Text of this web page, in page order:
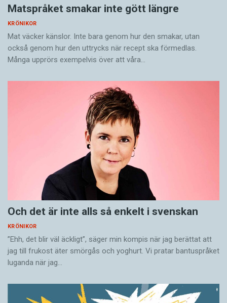
Matspråket smakar inte gött längre
KRÖNIKOR
Mat väcker känslor. Inte bara genom hur den smakar, utan
också genom hur den uttrycks när recept ska förmedlas.
Många upprörs exempelvis över att våra…
Och det är inte alls så enkelt i svenskan
KRÖNIKOR
”Ehh, det blir väl äckligt”, säger min kompis när jag berättat att
jag till frukost äter smörgås och yoghurt. Vi pratar bantuspråket
luganda när jag…